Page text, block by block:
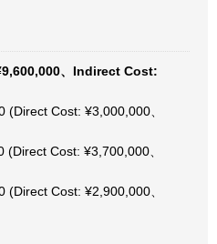
、Indirect Cost:
(Direct Cost: ¥3,000,000、
Cost: ¥3,700,000、
(Direct Cost: ¥2,900,000、